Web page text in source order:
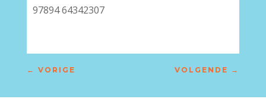
97894 64342307
← VORIGE VOLGENDE →